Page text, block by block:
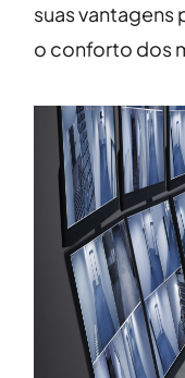
suas vantagens
o conforto dos